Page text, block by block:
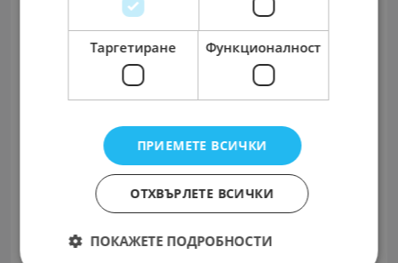
Съвети за кандидатстване
Прочетете изискванията
Подгответе актуално CV
Свържете се с работодателя
Таргетиране Функционалност
ПРИЕМЕТЕ ВСИЧКИ
ОТХВЪРЛЕТЕ ВСИЧКИ
ПОКАЖЕТЕ ПОДРОБНОСТИ